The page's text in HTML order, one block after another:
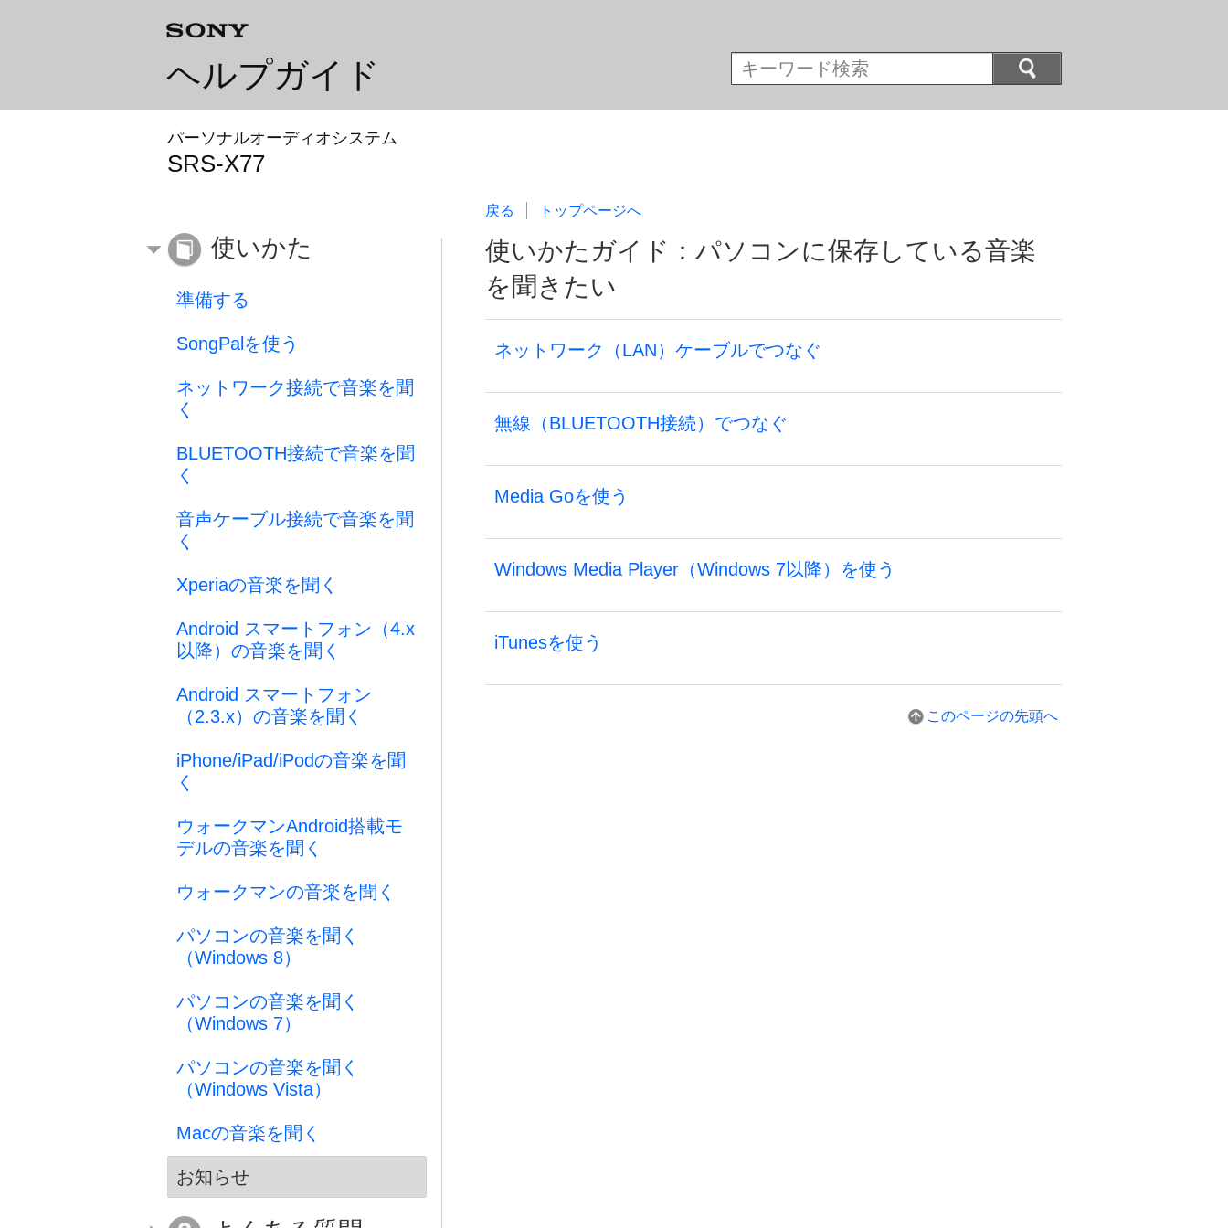
ヘルプガイド
パーソナルオーディオシステム
SRS-X77
戻る トップページへ
使いかたガイド：パソコンに保存している音楽
を聞きたい
ネットワーク（LAN）ケーブルでつなぐ
無線（BLUETOOTH接続）でつなぐ
Media Goを使う
Windows Media Player（Windows 7以降）を使う
iTunesを使う
このページの先頭へ
使いかた
準備する
SongPalを使う
ネットワーク接続で音楽を聞
く
BLUETOOTH接続で音楽を聞
く
音声ケーブル接続で音楽を聞
く
Xperiaの音楽を聞く
Android スマートフォン（4.x
以降）の音楽を聞く
Android スマートフォン
（2.3.x）の音楽を聞く
iPhone/iPad/iPodの音楽を聞
く
ウォークマンAndroid搭載モ
デルの音楽を聞く
ウォークマンの音楽を聞く
パソコンの音楽を聞く
（Windows 8）
パソコンの音楽を聞く
（Windows 7）
パソコンの音楽を聞く
（Windows Vista）
Macの音楽を聞く
お知らせ